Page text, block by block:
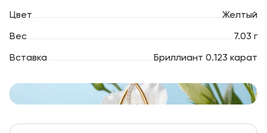
Цвет Желтый
Вес 7.03 г
Вставка Бриллиант 0.123 карат